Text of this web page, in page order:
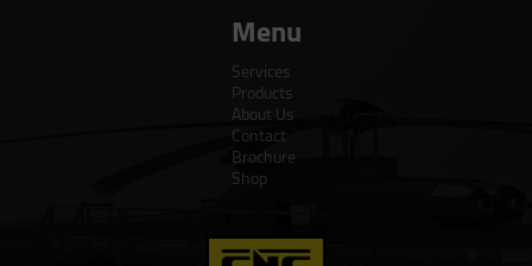
Menu
Services
Products
About Us
Contact
Brochure
Shop